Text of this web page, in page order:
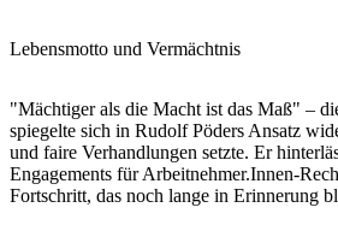
Lebensmotto und Vermächtnis
"Mächtiger als die Macht ist das Maß" –
spiegelte sich in Rudolf Pöders Ansatz
und faire Verhandlungen setzte. Er
Engagements für Arbeitnehmer.Innen-
Fortschritt, das noch lange in Erinnerung